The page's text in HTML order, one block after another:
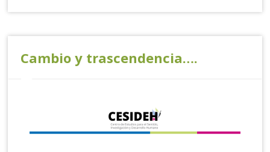
Cambio y trascendencia….